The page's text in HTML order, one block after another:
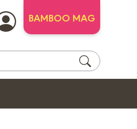
BAMBOO MAG